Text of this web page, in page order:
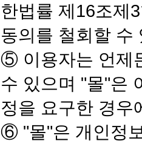
한법률 제16조제
동의를 철회할 수
⑤ 이용자는 언제
수 있으며 "몰"은
정을 요구한 경우
⑥ "몰"은 개인정